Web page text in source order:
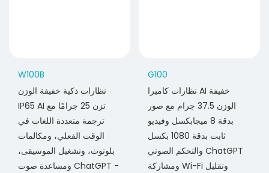
W100B
نظارات ذكية خفيفة الوزن
IP65 AI تزن 25 جرامًا مع
ترجمة متعددة اللغات في
الوقت الفعلي، ومكالمات
بلوتوث، وتشغيل الموسيقى،
ومساعدة صوت ChatGPT -
G100
نظارات كاميرا AI خفيفة
الوزن 37.5 جرام مع صور
بدقة 8 ميجابكسل وفيديو
ثابت بدقة 1080 بكسل
والتحكم الصوتي ChatGPT
ومشاركة Wi-Fi وتقليل